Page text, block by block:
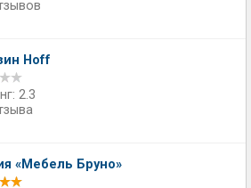
Hoff
2.3
«Мебель Бруно»